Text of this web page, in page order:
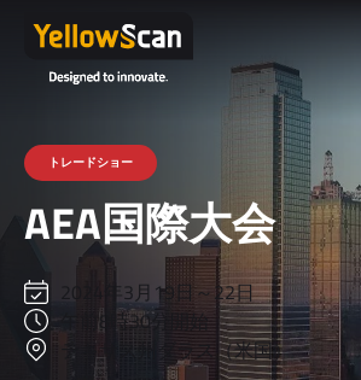
トレードショー
AEA国際大会
2024年3月19日～22日
午前8時30分開始
テキサス州ダラス（米国）